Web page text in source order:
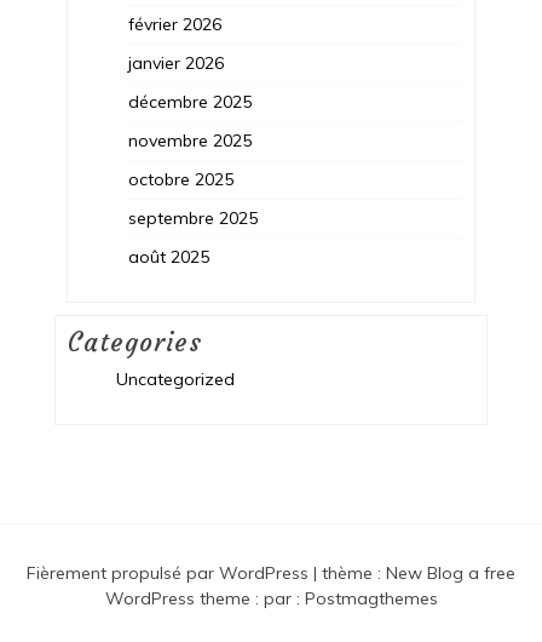
février 2026
janvier 2026
décembre 2025
novembre 2025
octobre 2025
septembre 2025
août 2025
Categories
Uncategorized
Fièrement propulsé par WordPress | thème : New Blog a free
WordPress theme : par : Postmagthemes